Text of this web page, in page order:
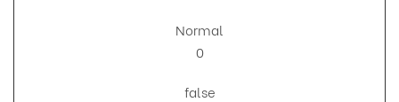
Normal
0
false